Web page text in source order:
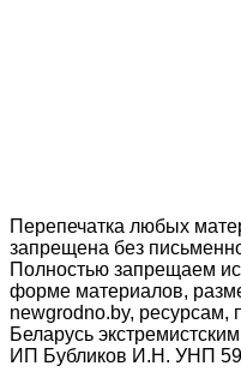
Перепечатка любых
запрещена без
Полностью запрещаем
форме материалов,
newgrodno.by, ресурсам,
Беларусь
ИП Бубликов И.Н. УНП